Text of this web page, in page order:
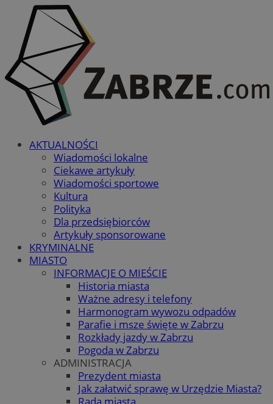
AKTUALNOŚCI
Wiadomości lokalne
Ciekawe artykuły
Wiadomości sportowe
Kultura
Polityka
Dla przedsiębiorców
Artykuły sponsorowane
KRYMINALNE
MIASTO
INFORMACJE O MIEŚCIE
Historia miasta
Ważne adresy i telefony
Harmonogram wywozu odpadów
Parafie i msze święte w Zabrzu
Rozkłady jazdy w Zabrzu
Pogoda w Zabrzu
ADMINISTRACJA
Prezydent miasta
Jak załatwić sprawę w Urzędzie Miasta?